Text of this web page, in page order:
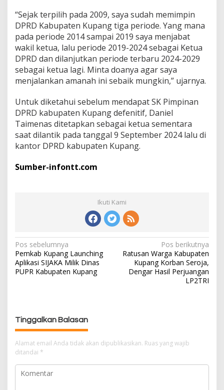
“Sejak terpilih pada 2009, saya sudah memimpin
DPRD Kabupaten Kupang tiga periode. Yang mana
pada periode 2014 sampai 2019 saya menjabat
wakil ketua, lalu periode 2019-2024 sebagai Ketua
DPRD dan dilanjutkan periode terbaru 2024-2029
sebagai ketua lagi. Minta doanya agar saya
menjalankan amanah ini sebaik mungkin,” ujarnya.
Untuk diketahui sebelum mendapat SK Pimpinan
DPRD kabupaten Kupang defenitif, Daniel
Taimenas ditetapkan sebagai ketua sementara
saat dilantik pada tanggal 9 September 2024 lalu di
kantor DPRD kabupaten Kupang.
Sumber-infontt.com
Ikuti Kami
N
a
v
p
o
s
Pos sebelumnya
Pemkab Kupang Launching
Aplikasi SIJAKA Milik Dinas
PUPR Kabupaten Kupang
Pos berikutnya
Ratusan Warga Kabupaten
Kupang Korban Seroja,
Dengar Hasil Perjuangan
LP2TRI
Tinggalkan Balasan
Alamat email Anda tidak akan dipublikasikan. Ruas yang wajib
ditandai *